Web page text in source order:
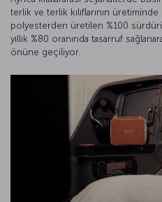
terlik ve terlik kılıflarının
polyesterden üretilen %100
yıllık %80 oranında tasarruf
önüne geçiliyor.